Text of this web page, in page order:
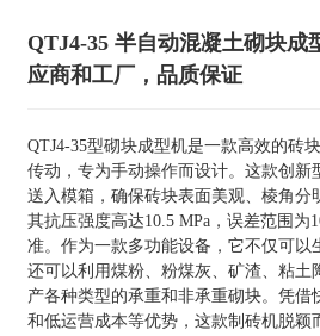
QTJ4-35 半自动混凝土砌块成
应商和工厂，品质保证
QTJ4-35型砌块成型机是一款高效的砖
传动，专为手动操作而设计。这款创新
送入模箱，确保砖块表面美观、棱角分
其抗压强度高达10.5 MPa，误差范围为
准。作为一款多功能设备，它不仅可以
还可以利用煤粉、粉煤灰、矿渣、粘土
产各种类型的承重和非承重砌块。凭借
和低运营成本等优势，这款制砖机脱颖